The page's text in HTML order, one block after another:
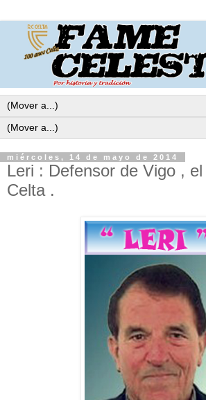
miércoles, 14 de mayo de 2014
Leri : Defensor de Vigo ,
Celta .